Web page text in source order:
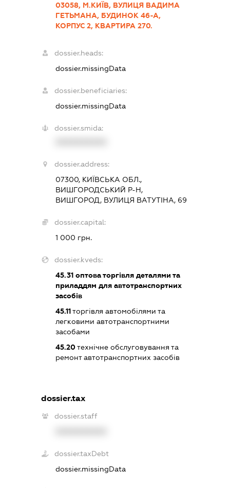
03058, М.КИЇВ, ВУЛИЦЯ ВАДИМА
ГЕТЬМАНА, БУДИНОК 46-А,
КОРПУС 2, КВАРТИРА 270.
dossier.heads:
dossier.missingData
dossier.beneficiaries:
dossier.missingData
dossier.smida:
dossier.address:
07300, КИЇВСЬКА ОБЛ.,
ВИШГОРОДСЬКИЙ Р-Н,
ВИШГОРОД, ВУЛИЦЯ ВАТУТІНА, 69
dossier.capital:
1 000 грн.
dossier.kveds:
45.31 оптова торгівля деталями та
приладдям для автотранспортних
засобів
45.11торгівля автомобілями та
легковими автотранспортними
засобами
45.20технічне обслуговування та
ремонт автотранспортних засобів
dossier.tax
dossier.staff
dossier.taxDebt
dossier.missingData